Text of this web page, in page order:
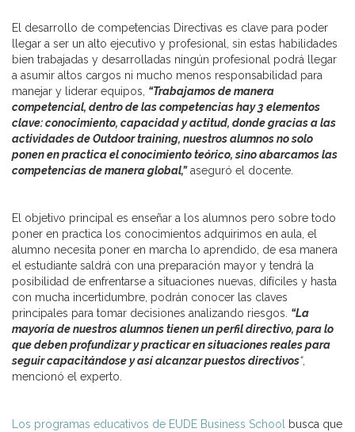
El desarrollo de competencias Directivas es clave para poder
llegar a ser un alto ejecutivo y profesional, sin estas habilidades
bien trabajadas y desarrolladas ningún profesional podrá llegar
a asumir altos cargos ni mucho menos responsabilidad para
manejar y liderar equipos, “Trabajamos de manera
competencial, dentro de las competencias hay 3 elementos
clave: conocimiento, capacidad y actitud, donde gracias a las
actividades de Outdoor training, nuestros alumnos no solo
ponen en practica el conocimiento teórico, sino abarcamos las
competencias de manera global,”aseguró el docente.
El objetivo principal es enseñar a los alumnos pero sobre todo
poner en practica los conocimientos adquirimos en aula, el
alumno necesita poner en marcha lo aprendido, de esa manera
el estudiante saldrá con una preparación mayor y tendrá la
posibilidad de enfrentarse a situaciones nuevas, difíciles y hasta
con mucha incertidumbre, podrán conocer las claves
principales para tomar decisiones analizando riesgos. “La
mayoría de nuestros alumnos tienen un perfil directivo, para lo
que deben profundizar y practicar en situaciones reales para
seguir capacitándose y así alcanzar puestos directivos“,
mencionó el experto.
Los programas educativos de EUDE Business School
busca que